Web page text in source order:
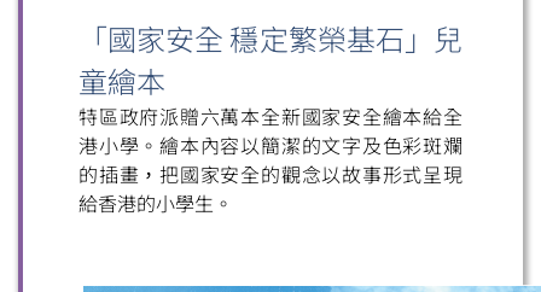
「國家安全 穩定繁榮基石」兒
童繪本
特區政府派贈六萬本全新國家安全繪本給全
港小學。繪本內容以簡潔的文字及色彩斑斕
的插畫，把國家安全的觀念以故事形式呈現
給香港的小學生。